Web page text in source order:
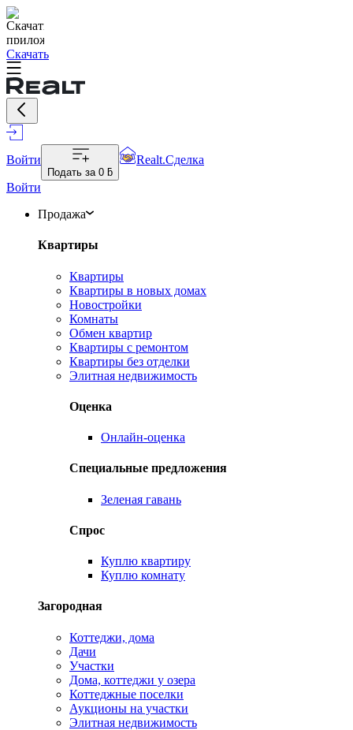
Скачать
Войти
Подать за 0 ƃ
Realt.Сделка
Войти
Продажа
Квартиры
Квартиры
Квартиры в новых домах
Новостройки
Комнаты
Обмен квартир
Квартиры с ремонтом
Квартиры без отделки
Элитная недвижимость
Оценка
Онлайн-оценка
Специальные предложения
Зеленая гавань
Спрос
Куплю квартиру
Куплю комнату
Загородная
Коттеджи, дома
Дачи
Участки
Дома, коттеджи у озера
Коттеджные поселки
Аукционы на участки
Элитная недвижимость